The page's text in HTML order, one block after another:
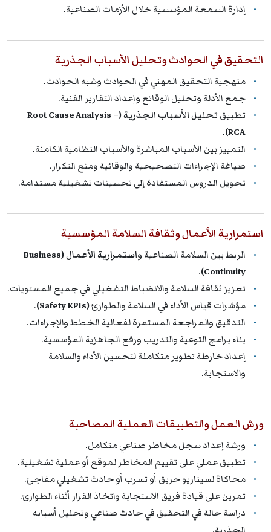
إدارة السمعة المؤسسية خلال الأزمات الصناعية.
التحقيق في الحوادث وتحليل الأسباب الجذرية
منهجية التحقيق المهني في الحوادث وشبه الحوادث.
جمع الأدلة وتحليل الوقائع وإعداد التقارير الفنية.
تطبيق
تحليل الأسباب الجذرية (Root Cause Analysis –
RCA)
.
التمييز بين الأسباب المباشرة والأسباب النظامية الكامنة.
صياغة الإجراءات التصحيحية والوقائية ومنع التكرار.
تحويل الدروس المستفادة إلى تحسينات تشغيلية مستدامة.
استمرارية الأعمال وثقافة السلامة المؤسسية
الربط بين السلامة الصناعية و
استمرارية الأعمال (Business
Continuity)
.
تعزيز ثقافة السلامة والانضباط التشغيلي في جميع المستويات.
مؤشرات قياس الأداء في السلامة والطوارئ(Safety KPIs)
.
التدقيق والمراجعة المستمرة لفعالية الخطط والإجراءات.
بناء برامج التوعية والتدريب ورفع الجاهزية المؤسسية.
إعداد خارطة تطوير متكاملة لتحسين الأداء والسلامة
والاستجابة.
ورش العمل والتطبيقات العملية المصاحبة
ورشة إعداد سجل مخاطر صناعي متكامل.
تطبيق عملي على تقييم المخاطر لموقع أو عملية تشغيلية.
محاكاة لسيناريو حريق أو تسرب أو حادث تشغيلي مفاجئ.
تمرين على قيادة فريق الاستجابة واتخاذ القرار أثناء الطوارئ.
دراسة حالة في التحقيق في حادث صناعي وتحليل أسبابه